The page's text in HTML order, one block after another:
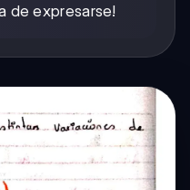
de expresarse!